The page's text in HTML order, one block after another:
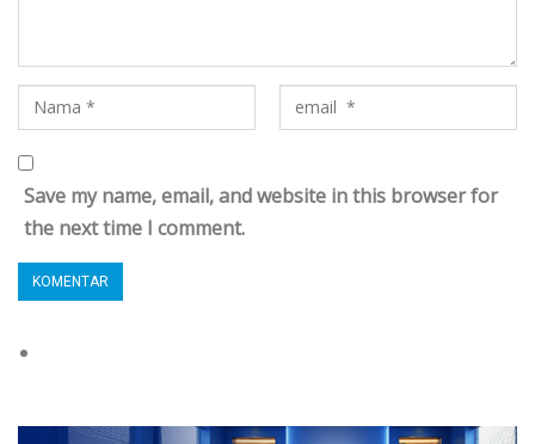
Save my name, email, and website in this browser for
the next time I comment.